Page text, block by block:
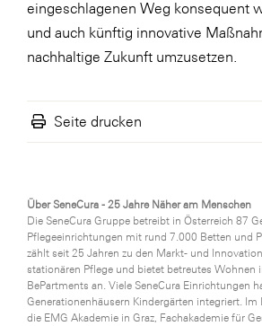
eingeschlagenen Weg konsequent
und auch künftig innovative
nachhaltige Zukunft umzusetzen.
Seite drucken
Über SeneCura - 25 Jahre Näher am Menschen
Die SeneCura Gruppe betreibt in Österreich 87
Pflegeeinrichtungen mit rund 7.000 Betten und
zählt seit 25 Jahren zu den Markt- und
stationären Pflege und bietet betreutes Wohnen
BePartments an. Viele SeneCura Einrichtungen
Generationenhäusern Kindergärten integriert.
die EMG Akademie in Graz, Fachakademie für